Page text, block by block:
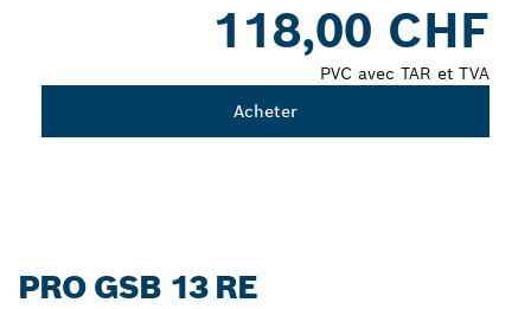
118,00 CHF
PVC avec TAR et TVA
Acheter
PRO GSB 13 RE